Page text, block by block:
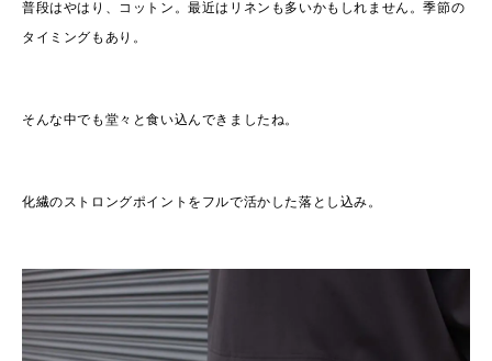
普段はやはり、コットン。最近はリネンも多いかもしれません。季節の
タイミングもあり。
そんな中でも堂々と食い込んできましたね。
化繊のストロングポイントをフルで活かした落とし込み。